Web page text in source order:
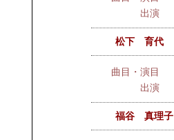
出演
松下 育代
曲目・演目
出演
福谷 真理子